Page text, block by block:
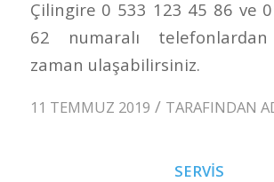
Çilingire 0 533 123 45 86 ve
62 numaralı
zaman ulaşabilirsiniz.
11 TEMMUZ 2019 / TARAFINDAN
SERVIS